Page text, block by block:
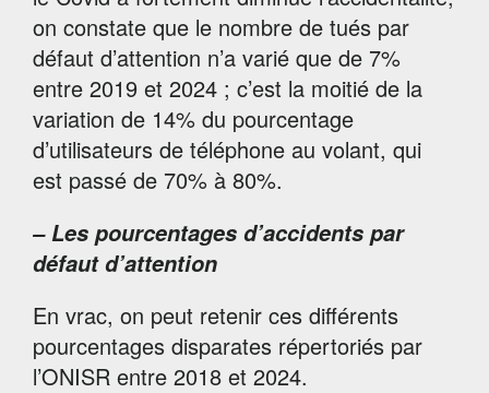
on constate que le nombre de tués par
défaut d’attention n’a varié que de 7%
entre 2019 et 2024 ; c’est la moitié de la
variation de 14% du pourcentage
d’utilisateurs de téléphone au volant, qui
est passé de 70% à 80%.
– Les pourcentages d’accidents par
défaut d’attention
En vrac, on peut retenir ces différents
pourcentages disparates répertoriés par
l’ONISR entre 2018 et 2024.